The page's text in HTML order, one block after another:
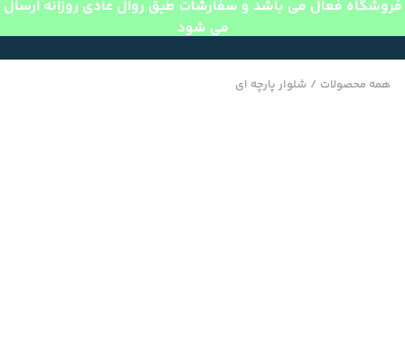
فروشگاه فعال می باشد و سفارشات طبق روال عادی روزانه ارسال
می شود
همه محصولات / شلوار پارچه ای